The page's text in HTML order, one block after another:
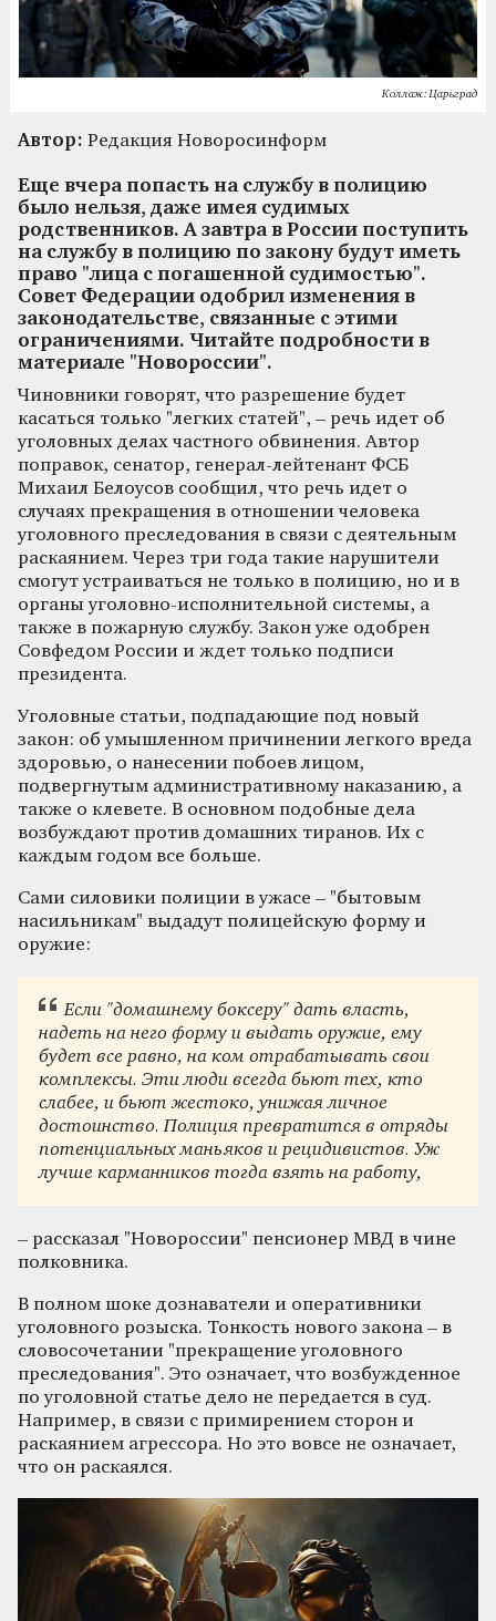
Коллаж: Царьград
Автор: Редакция Новоросинформ
Еще вчера попасть на службу в полицию
было нельзя, даже имея судимых
родственников. А завтра в России поступить
на службу в полицию по закону будут иметь
право "лица с погашенной судимостью".
Совет Федерации одобрил изменения в
законодательстве, связанные с этими
ограничениями. Читайте подробности в
материале "Новороссии".
Чиновники говорят, что разрешение будет
касаться только "легких статей", – речь идет об
уголовных делах частного обвинения. Автор
поправок, сенатор, генерал-лейтенант ФСБ
Михаил Белоусов сообщил, что речь идет о
случаях прекращения в отношении человека
уголовного преследования в связи с деятельным
раскаянием. Через три года такие нарушители
смогут устраиваться не только в полицию, но и в
органы уголовно-исполнительной системы, а
также в пожарную службу. Закон уже одобрен
Совфедом России и ждет только подписи
президента.
Уголовные статьи, подпадающие под новый
закон: об умышленном причинении легкого вреда
здоровью, о нанесении побоев лицом,
подвергнутым административному наказанию, а
также о клевете. В основном подобные дела
возбуждают против домашних тиранов. Их с
каждым годом все больше.
Сами силовики полиции в ужасе – "бытовым
насильникам" выдадут полицейскую форму и
оружие:
Если "домашнему боксеру" дать власть,
надеть на него форму и выдать оружие, ему
будет все равно, на ком отрабатывать свои
комплексы. Эти люди всегда бьют тех, кто
слабее, и бьют жестоко, унижая личное
достоинство. Полиция превратится в отряды
потенциальных маньяков и рецидивистов. Уж
лучше карманников тогда взять на работу,
– рассказал "Новороссии" пенсионер МВД в чине
полковника.
В полном шоке дознаватели и оперативники
уголовного розыска. Тонкость нового закона – в
словосочетании "прекращение уголовного
преследования". Это означает, что возбужденное
по уголовной статье дело не передается в суд.
Например, в связи с примирением сторон и
раскаянием агрессора. Но это вовсе не означает,
что он раскаялся.